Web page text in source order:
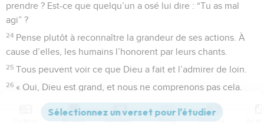
prendre ? Est-ce que quelqu’un a osé lui dire : “Tu as mal
agi” ?
24 Pense plutôt à reconnaître la grandeur de ses actions. À
cause d’elles, les humains l’honorent par leurs chants.
25 Tous peuvent voir ce que Dieu a fait et l’admirer de loin.
26 « Oui, Dieu est grand, et nous ne comprenons pas cela.
Nous ne pouvons pas compter le nombre de ses années.
Il attire à lui les gouttes d’eau, il les change en brouillard
Versions Commentaires Strong